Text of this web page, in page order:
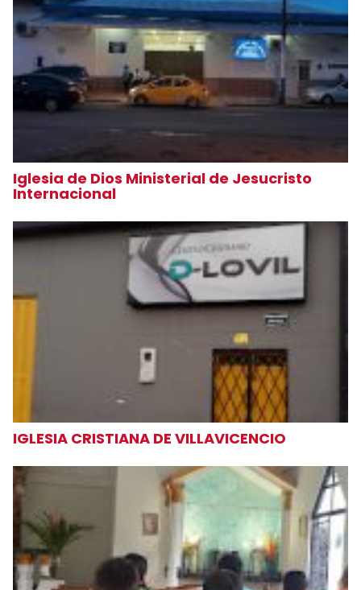
Iglesia de Dios Ministerial de Jesucristo
Internacional
IGLESIA CRISTIANA DE VILLAVICENCIO